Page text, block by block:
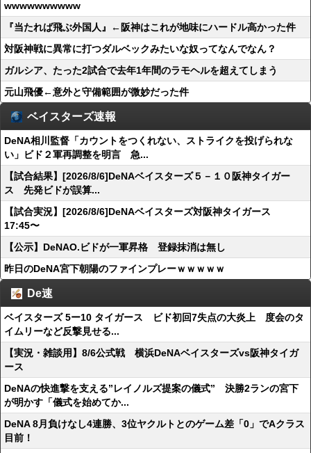
wwwwwwwwww
『当たれば飛ぶ外国人』←阪神はこれが地味にハードル高かった件
対阪神戦に異常に打つダルベックみたいな奴ってなんでなん？
ガルシア、たった2試合で去年1年間のラモヘルを超えてしまう
元山飛優←意外と守備範囲が微妙だった件
ベイスターズ速報
DeNA相川監督「カウントをつくれない、ストライクを投げられな
い」ビド２軍再調整を明言 急...
【試合結果】[2026/8/6]DeNAベイスターズ５－１０阪神タイガー
ス 先発ビドが誤算...
【試合実況】[2026/8/6]DeNAベイスターズ対阪神タイガース
17:45〜
【公示】DeNAO.ビドが一軍昇格 登録抹消は無し
昨日のDeNA宮下朝陽のファインプレーｗｗｗｗｗ
De速
ベイスターズ 5ー10 タイガース ビド初回7失点の大炎上 度会のタ
イムリーなど反撃見せる...
【実況・雑談用】8/6公式戦 横浜DeNAベイスターズvs阪神タイガ
ース
DeNAの快進撃を支える”レイノルズ提案の儀式” 決勝2ランの宮下
が明かす「儀式を始めてか...
DeNA 8月負けなし4連勝、3位ヤクルトとのゲーム差「0」でAクラス
目前！